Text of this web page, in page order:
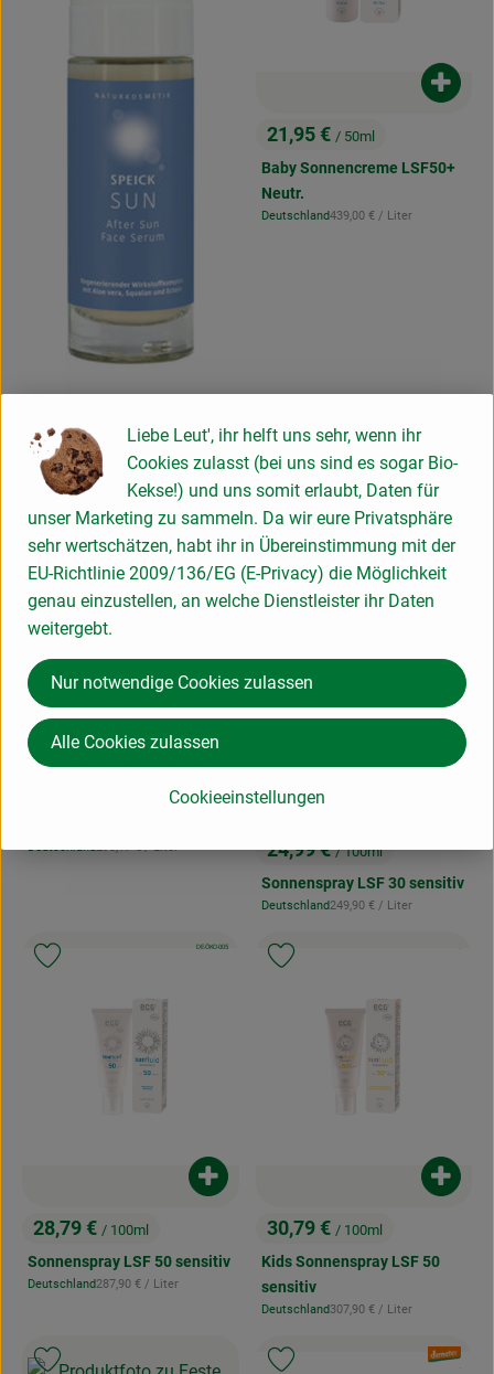
, Preis:
17,99 €/ 30ml
After Sun Gesichtsserum
, Herkunft:
Deutschland, Referenzpreis:
599,67 €/ Liter
Produkt zum Warenkorb hinzufügen
, Preis:
21,95 € / 50ml
Baby Sonnencreme LSF50+
Neutr.
, Herkunft:
Deutschland, Referenzpreis:
439,00 € / Liter
, Herkunft:
Deutschland293,17 €/ Liter
Produkt zum Warenkorb hinzufügen
, Verband:
Produkt zu Favouriten hinzufügen
, Preis:
24,99 €/ 100ml
Sonnenspray LSF 30 sensitiv
, Herkunft:
Deutschland, Referenzpreis:
249,90 € / Liter
, Verband:
, Kontrollstelle:
DE-ÖKO-005
Produkt zu Favouriten hinzufügen
, Preis:
28,79 € / 100ml
Sonnenspray LSF 50 sensitiv
, Herkunft:
Deutschland, Referenzpreis:
287,90 € / Liter
Produkt zum Warenkorb hinzufügen
, Verband:
, Kontrollstelle:
DE-ÖKO-005
, Preis:
30,79 € / 100ml
Kids Sonnenspray LSF 50
sensitiv
, Herkunft:
Deutschland, Referenzpreis:
307,90 € / Liter
,
.
Produkt zu Favouriten hinzufügen
, Verband:
.
Produkt zu Favouriten hinzufügen
Liebe Leut', ihr helft uns sehr, wenn ihr
Cookies zulasst (bei uns sind es sogar Bio-
Kekse!) und uns somit erlaubt, Daten für
unser Marketing zu sammeln. Da wir eure Privatsphäre
sehr wertschätzen, habt ihr in Übereinstimmung mit der
EU-Richtlinie 2009/136/EG (E-Privacy) die Möglichkeit
genau einzustellen, an welche Dienstleister ihr Daten
weitergebt.
Cookieeinstellungen
Nur notwendige Cookies zulassen
Alle Cookies zulassen